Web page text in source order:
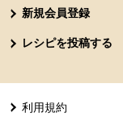
新規会員登録
レシピを投稿する
利用規約